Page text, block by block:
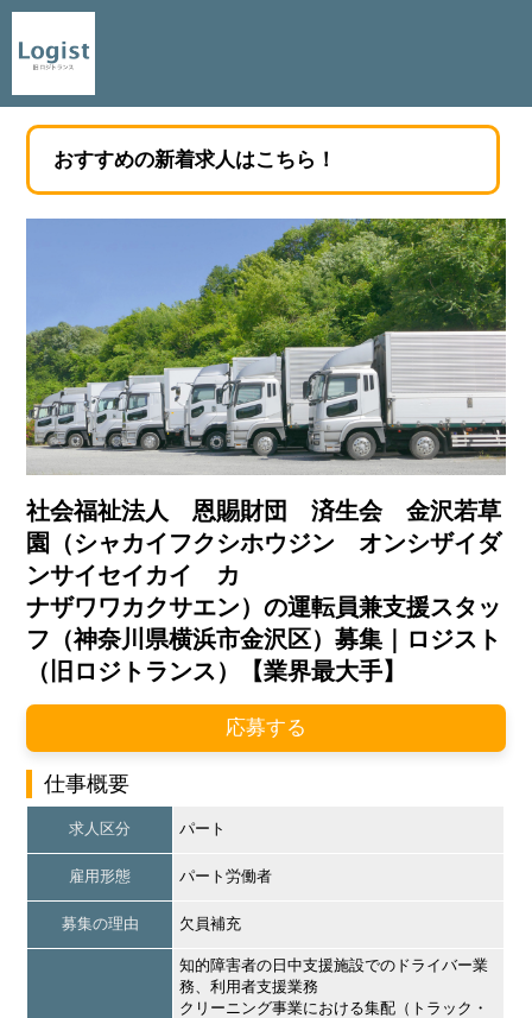
おすすめの新着求人はこちら！
社会福祉法人 恩賜財団 済生会 金沢若草
園（シャカイフクシホウジン オンシザイダ
ンサイセイカイ カ
ナザワワカクサエン）の運転員兼支援スタッ
フ（神奈川県横浜市金沢区）募集｜ロジスト
（旧ロジトランス）【業界最大手】
応募する
仕事概要
求人区分 パート
雇用形態 パート労働者
募集の理由 欠員補充
知的障害者の日中支援施設でのドライバー業
務、利用者支援業務
クリーニング事業における集配（トラック・